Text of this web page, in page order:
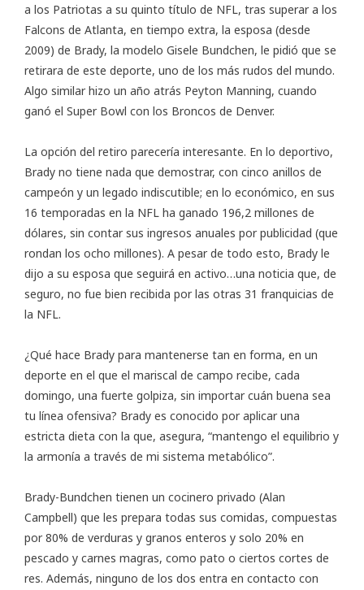
a los Patriotas a su quinto título de NFL, tras superar a los
Falcons de Atlanta, en tiempo extra, la esposa (desde
2009) de Brady, la modelo Gisele Bundchen, le pidió que se
retirara de este deporte, uno de los más rudos del mundo.
Algo similar hizo un año atrás Peyton Manning, cuando
ganó el Super Bowl con los Broncos de Denver.
La opción del retiro parecería interesante. En lo deportivo,
Brady no tiene nada que demostrar, con cinco anillos de
campeón y un legado indiscutible; en lo económico, en sus
16 temporadas en la NFL ha ganado 196,2 millones de
dólares, sin contar sus ingresos anuales por publicidad (que
rondan los ocho millones). A pesar de todo esto, Brady le
dijo a su esposa que seguirá en activo…una noticia que, de
seguro, no fue bien recibida por las otras 31 franquicias de
la NFL.
¿Qué hace Brady para mantenerse tan en forma, en un
deporte en el que el mariscal de campo recibe, cada
domingo, una fuerte golpiza, sin importar cuán buena sea
tu línea ofensiva? Brady es conocido por aplicar una
estricta dieta con la que, asegura, “mantengo el equilibrio y
la armonía a través de mi sistema metabólico”.
Brady-Bundchen tienen un cocinero privado (Alan
Campbell) que les prepara todas sus comidas, compuestas
por 80% de verduras y granos enteros y solo 20% en
pescado y carnes magras, como pato o ciertos cortes de
res. Además, ninguno de los dos entra en contacto con